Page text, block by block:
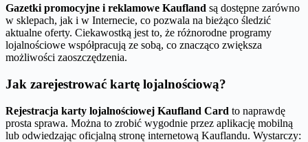
Gazetki promocyjne i reklamowe Kaufland są dostępne zarówno
w sklepach, jak i w Internecie, co pozwala na bieżąco śledzić
aktualne oferty. Ciekawostką jest to, że różnorodne programy
lojalnościowe współpracują ze sobą, co znacząco zwiększa
możliwości zaoszczędzenia.
Jak zarejestrować kartę lojalnościową?
Rejestracja karty lojalnościowej Kaufland Card to naprawdę
prosta sprawa. Można to zrobić wygodnie przez aplikację mobilną
lub odwiedzając oficjalną stronę internetową Kauflandu. Wystarczy: